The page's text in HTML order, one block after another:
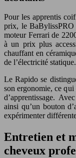
Pour les apprentis
prix, le BaBylissPRO
moteur Ferrari de
à un prix plus
chauffant en
de l’électricité statique.
Le Rapido se
son ergonomie, ce
d’apprentissage.
ainsi qu’un bouton
expérimenter
Entretien et
cheveux